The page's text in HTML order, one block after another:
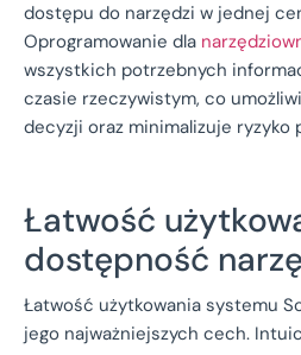
dostępu do narzędzi w jednej
Oprogramowanie dla
wszystkich potrzebnych
czasie rzeczywistym, co
decyzji oraz minimalizuje ryzyko
Łatwość
dostępność
Łatwość użytkowania systemu
jego najważniejszych cech.